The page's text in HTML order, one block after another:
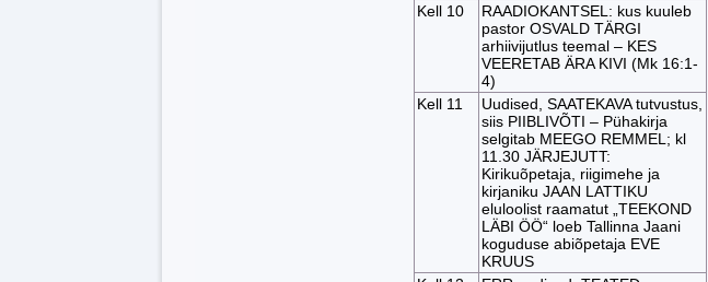
Kell 10
RAADIOKANTSEL: kus kuuleb
pastor OSVALD TÄRGI
arhiivijutlus teemal – KES
VEERETAB ÄRA KIVI (Mk 16:1-
4)
Kell 11
Uudised, SAATEKAVA tutvustus,
siis PIIBLIVÕTI – Pühakirja
selgitab MEEGO REMMEL; kl
11.30 JÄRJEJUTT:
Kirikuõpetaja, riigimehe ja
kirjaniku JAAN LATTIKU
eluloolist raamatut „TEEKOND
LÄBI ÖÖ“ loeb Tallinna Jaani
koguduse abiõpetaja EVE
KRUUS